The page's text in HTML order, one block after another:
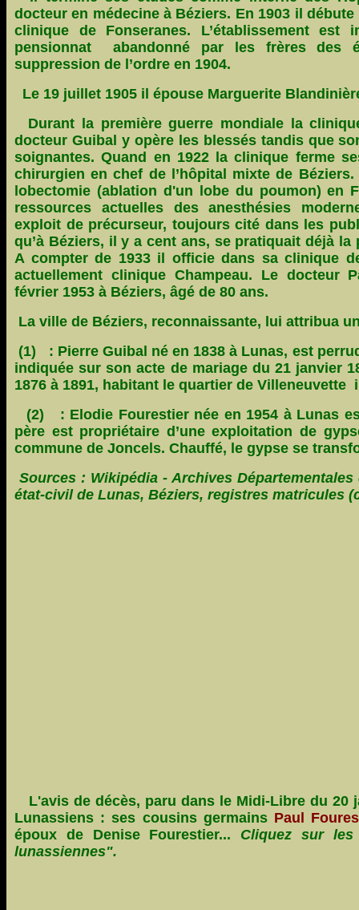
docteur en médecine à Béziers. En 1903 il
clinique de Fonseranes. L’établissement
pensionnat abandonné par les frères des
suppression de l’ordre en 1904.
Le 19 juillet 1905 il épouse Marguerite
Durant la première guerre mondiale la
docteur Guibal y opère les blessés tandis que
soignantes. Quand en 1922 la clinique ferme
chirurgien en chef de l’hôpital mixte de
lobectomie (ablation d'un lobe du poumon) en
ressources actuelles des anesthésies
exploit de précurseur, toujours cité dans les
qu’à Béziers, il y a cent ans, se pratiquait déjà
A compter de 1933 il officie dans sa clinique
actuellement clinique Champeau. Le docteur
février 1953 à Béziers, âgé de 80 ans.
La ville de Béziers, reconnaissante, lui attribua
(1)
: Pierre Guibal né en 1838 à Lunas, est
indiquée sur son acte de mariage du 21 janvier
1876 à 1891, habitant le quartier de Villeneuvette
(2)
: Elodie Fourestier née en 1954 à Lunas
père est propriétaire d’une exploitation de
commune de Joncels. Chauffé, le gypse se
Sources : Wikipédia - Archives
état-civil de Lunas, Béziers, registres matricules
L'avis de décès, paru dans le Midi-Libre du 20
Lunassiens : ses cousins germains Paul
époux de Denise Fourestier... Cliquez sur
lunassiennes".